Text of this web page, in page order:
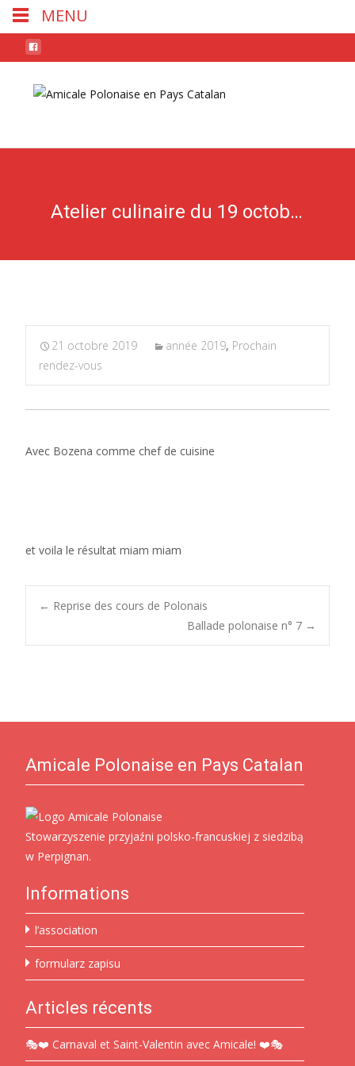
Atelier culinaire du 19 octobre
21 octobre 2019 année 2019, Prochain
rendez-vous
Avec Bozena comme chef de cuisine
et voila le résultat miam miam
Post
← Reprise des cours de Polonais
Ballade polonaise n° 7 →
Amicale Polonaise en Pays Catalan
Stowarzyszenie przyjaźni polsko-francuskiej z siedzibą
w Perpignan.
Informations
l’association
formularz zapisu
Articles récents
🎭❤️ Carnaval et Saint-Valentin avec Amicale! ❤️🎭
MENU